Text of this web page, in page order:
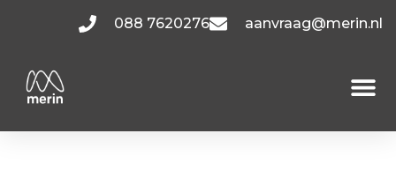
088 7620276 aanvraag@merin.nl